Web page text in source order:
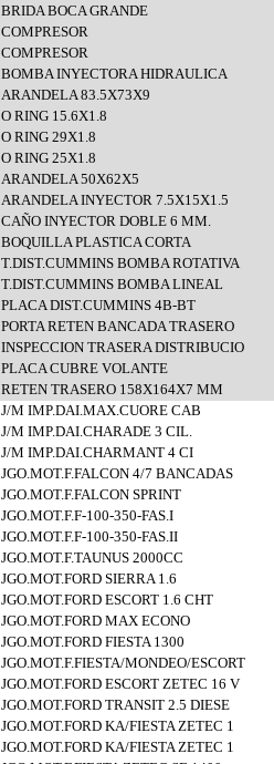
BRIDA BOCA GRANDE
COMPRESOR
COMPRESOR
BOMBA INYECTORA HIDRAULICA
ARANDELA 83.5X73X9
O RING 15.6X1.8
O RING 29X1.8
O RING 25X1.8
ARANDELA 50X62X5
ARANDELA INYECTOR 7.5X15X1.5
CAÑO INYECTOR DOBLE 6 MM.
BOQUILLA PLASTICA CORTA
T.DIST.CUMMINS BOMBA ROTATIVA
T.DIST.CUMMINS BOMBA LINEAL
PLACA DIST.CUMMINS 4B-BT
PORTA RETEN BANCADA TRASERO
INSPECCION TRASERA DISTRIBUCIO
PLACA CUBRE VOLANTE
RETEN TRASERO 158X164X7 MM
J/M IMP.DAI.MAX.CUORE CAB
J/M IMP.DAI.CHARADE 3 CIL.
J/M IMP.DAI.CHARMANT 4 CI
JGO.MOT.F.FALCON 4/7 BANCADAS
JGO.MOT.F.FALCON SPRINT
JGO.MOT.F.F-100-350-FAS.I
JGO.MOT.F.F-100-350-FAS.II
JGO.MOT.F.TAUNUS 2000CC
JGO.MOT.FORD SIERRA 1.6
JGO.MOT.FORD ESCORT 1.6 CHT
JGO.MOT.FORD MAX ECONO
JGO.MOT.FORD FIESTA 1300
JGO.MOT.F.FIESTA/MONDEO/ESCORT
JGO.MOT.FORD ESCORT ZETEC 16 V
JGO.MOT.FORD TRANSIT 2.5 DIESE
JGO.MOT.FORD KA/FIESTA ZETEC 1
JGO.MOT.FORD KA/FIESTA ZETEC 1